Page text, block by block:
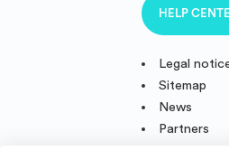
Legal
Sitemap
News
Partners
HELP